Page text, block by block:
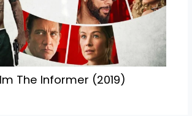
The Informer (2019)